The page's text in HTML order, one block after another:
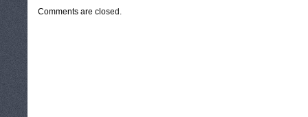
Comments are closed.